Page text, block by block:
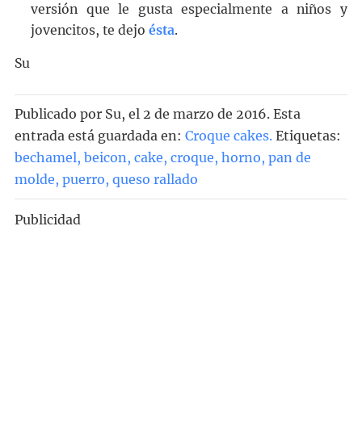
versión que le gusta especialmente a niños y
jovencitos, te dejo ésta.
Su
Publicado por Su, el 2 de marzo de 2016. Esta
entrada está guardada en: Croque cakes. Etiquetas:
bechamel, beicon , cake, croque, horno, pan de
molde, puerro, queso rallado
Publicidad